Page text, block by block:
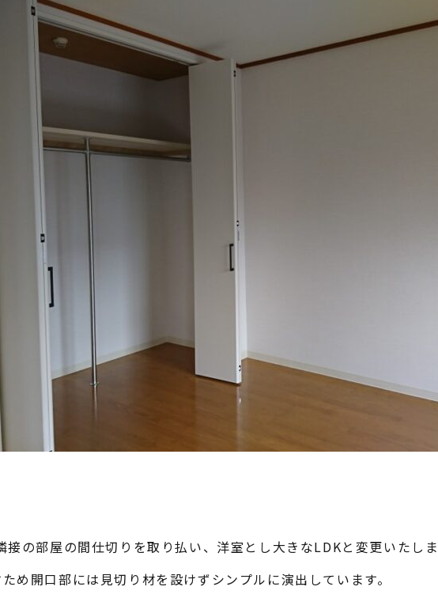
接の部屋の間仕切りを取り払い、洋室とし大きなLDKと変更いたし
め開口部には見切り材を設けずシンプルに演出しています。